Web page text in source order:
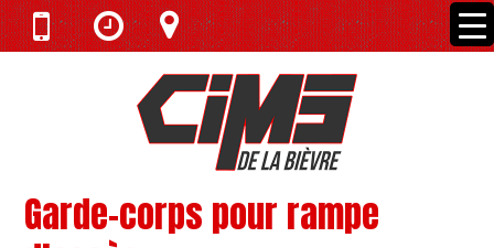
Garde-corps pour rampe